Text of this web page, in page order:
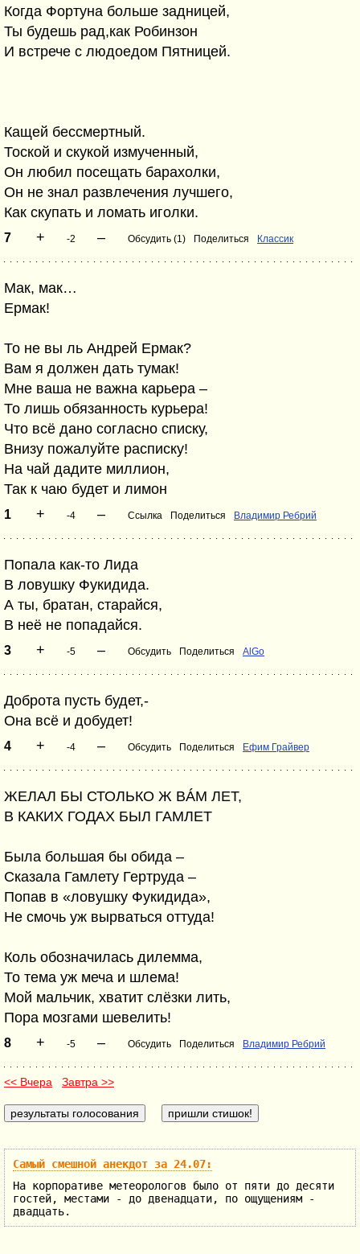
Когда Фортуна больше задницей,
Ты будешь рад,как Робинзон
И встрече с людоедом Пятницей.
Кащей бессмертный.
Тоской и скукой измученный,
Он любил посещать барахолки,
Он не знал развлечения лучшего,
Как скупать и ломать иголки.
7 + -2 – Обсудить (1) Поделиться Классик
Мак, мак…
Ермак!
То не вы ль Андрей Ермак?
Вам я должен дать тумак!
Мне ваша не важна карьера –
То лишь обязанность курьера!
Что всё дано согласно списку,
Внизу пожалуйте расписку!
На чай дадите миллион,
Так к чаю будет и лимон
1 + -4 – Ссылка Поделиться Владимир Ребрий
Попала как-то Лида
В ловушку Фукидида.
А ты, братан, старайся,
В неё не попадайся.
3 + -5 – Обсудить Поделиться AlGo
Доброта пусть будет,-
Она всё и добудет!
4 + -4 – Обсудить Поделиться Ефим Грайвер
ЖЕЛАЛ БЫ СТОЛЬКО Ж ВÁМ ЛЕТ,
В КАКИХ ГОДАХ БЫЛ ГАМЛЕТ
Была большая бы обида –
Сказала Гамлету Гертруда –
Попав в «ловушку Фукидида»,
Не смочь уж вырваться оттуда!
Коль обозначилась дилемма,
То тема уж меча и шлема!
Мой мальчик, хватит слёзки лить,
Пора мозгами шевелить!
8 + -5 – Обсудить Поделиться Владимир Ребрий
<< Вчера Завтра >>
Самый смешной анекдот за 24.07:
На корпоративе метеорологов было от пяти до десяти
гостей, местами - до двенадцати, по ощущениям -
двадцать.